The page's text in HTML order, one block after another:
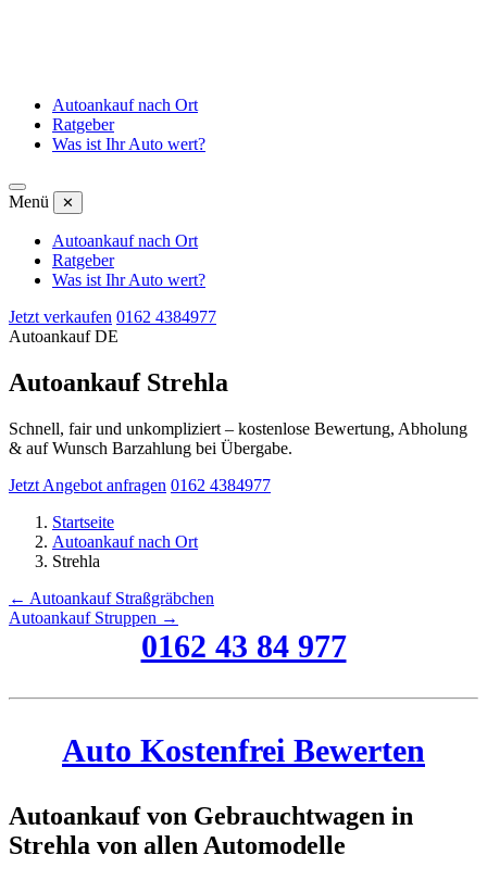
Autoankauf nach Ort
Ratgeber
Was ist Ihr Auto wert?
Menü ✕
Autoankauf nach Ort
Ratgeber
Was ist Ihr Auto wert?
Jetzt verkaufen 0162 4384977
Autoankauf DE
Autoankauf Strehla
Schnell, fair und unkompliziert – kostenlose Bewertung, Abholung
& auf Wunsch Barzahlung bei Übergabe.
Jetzt Angebot anfragen 0162 4384977
Startseite
Autoankauf nach Ort
Strehla
← Autoankauf Straßgräbchen
Autoankauf Struppen →
0162 43 84 977
Auto Kostenfrei Bewerten
Autoankauf von Gebrauchtwagen in
Strehla von allen Automodelle